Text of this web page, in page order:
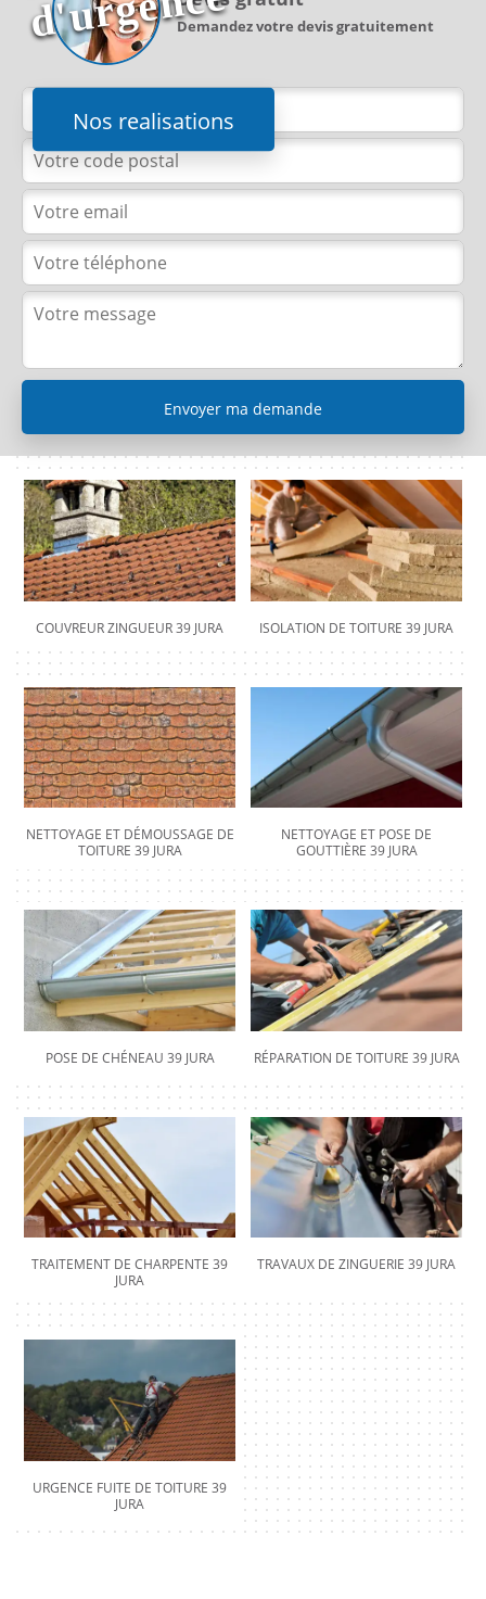
Nos realisations
Demandez votre devis gratuitement
COUVREUR ZINGUEUR 39 JURA ISOLATION DE TOITURE 39 JURA
NETTOYAGE ET DÉMOUSSAGE DE
TOITURE 39 JURA
NETTOYAGE ET POSE DE
GOUTTIÈRE 39 JURA
POSE DE CHÉNEAU 39 JURA RÉPARATION DE TOITURE 39 JURA
TRAITEMENT DE CHARPENTE 39
JURA
TRAVAUX DE ZINGUERIE 39 JURA
URGENCE FUITE DE TOITURE 39
JURA